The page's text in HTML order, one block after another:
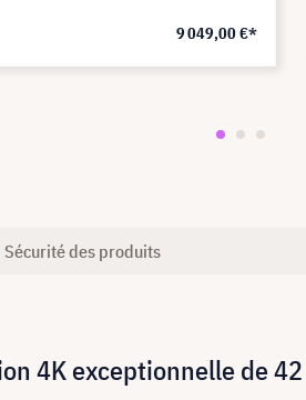
9 049,00 €*
Sécurité des produits
4K exceptionnelle de